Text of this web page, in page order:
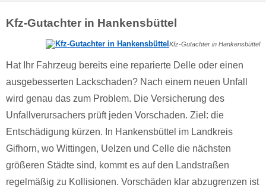
Kfz-Gutachter in Hankensbüttel
Kfz-Gutachter in Hankensbüttel
Hat Ihr Fahrzeug bereits eine reparierte Delle oder einen
ausgebesserten Lackschaden? Nach einem neuen Unfall
wird genau das zum Problem. Die Versicherung des
Unfallverursachers prüft jeden Vorschaden. Ziel: die
Entschädigung kürzen. In Hankensbüttel im Landkreis
Gifhorn, wo Wittingen, Uelzen und Celle die nächsten
größeren Städte sind, kommt es auf den Landstraßen
regelmäßig zu Kollisionen. Vorschäden klar abzugrenzen ist